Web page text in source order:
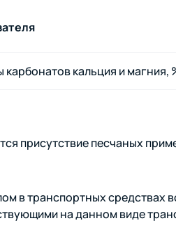
кальция и магния,
присутствие песчаных
в транспортных средствах
на данном виде